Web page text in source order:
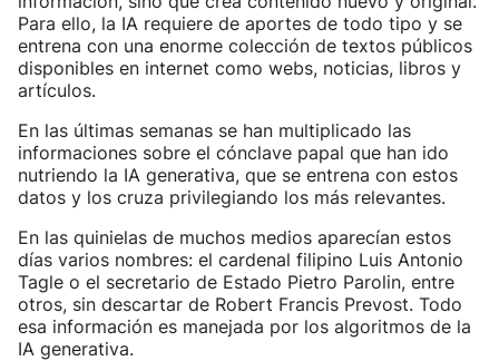
Para ello, la IA requiere de aportes de todo tipo y se
entrena con una enorme colección de textos públicos
disponibles en internet como webs, noticias, libros y
artículos.
En las últimas semanas se han multiplicado las
informaciones sobre el cónclave papal que han ido
nutriendo la IA generativa, que se entrena con estos
datos y los cruza privilegiando los más relevantes.
En las quinielas de muchos medios aparecían estos
días varios nombres: el cardenal filipino Luis Antonio
Tagle o el secretario de Estado Pietro Parolin, entre
otros, sin descartar de Robert Francis Prevost. Todo
esa información es manejada por los algoritmos de la
IA generativa.